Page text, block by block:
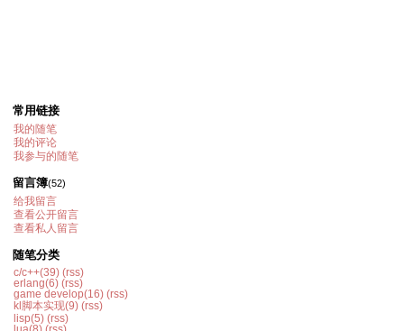
常用链接
我的随笔
我的评论
我参与的随笔
留言簿(52)
给我留言
查看公开留言
查看私人留言
随笔分类
c/c++(39) (rss)
erlang(6) (rss)
game develop(16) (rss)
kl脚本实现(9) (rss)
lisp(5) (rss)